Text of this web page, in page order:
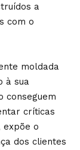
a
com o
moldada
à sua
conseguem
críticas
expõe o
dos clientes